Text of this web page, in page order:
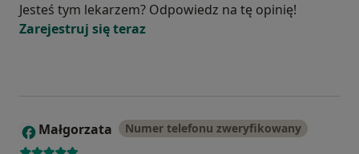
Jesteś tym lekarzem? Odpowiedz na tę opinię!
Zarejestruj się teraz
M Małgorzata Numer telefonu zweryfikowany